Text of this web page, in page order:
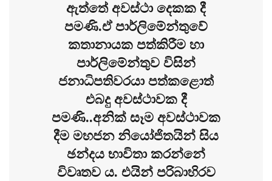
ඇත්තේ අවස්ථා දෙකක දී
පමණි.ඒ පාර්ලිමේන්තුවේ
කතානායක පත්කිරීම හා
පාර්ලිමේන්තුව විසින්
ජනාධිපතිවරයා පත්කළොත්
එබදු අවස්ථාවක දී
පමණි..අනික් සෑම අවස්ථාවක
දීම මහජන නියෝජිතයින් සිය
ඡන්දය භාවිතා කරන්නේ
විවෘතව ය. එයින් පරිබාහිරව